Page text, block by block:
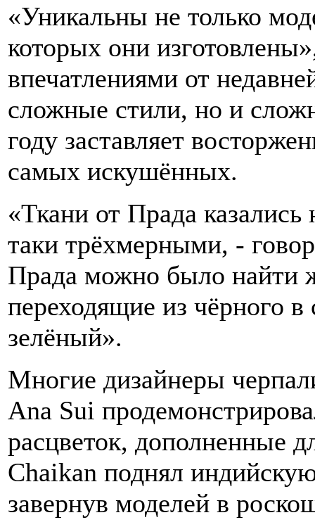
«Уникальны не только
которых они
впечатлениями от
сложные стили, но и
году заставляет
самых искушённых.
«Ткани от Прада
таки трёхмерными, -
Прада можно было найти
переходящие из чёрного в
зелёный».
Многие дизайнеры
Ana Sui
расцветок, дополненные
Chaikan поднял
завернув моделей в